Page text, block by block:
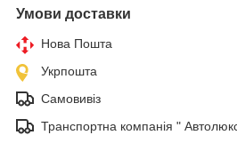
Умови доставки
Нова Пошта
Укрпошта
Самовивіз
Транспортна компанія "